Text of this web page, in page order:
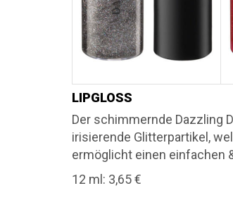
LIPGLOSS
Der schimmernde Dazzling
irisierende Glitterpartikel,
ermöglicht einen einfachen
12 ml: 3,65 €